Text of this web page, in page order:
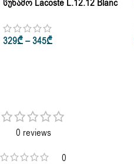
Სუნამო Lacoste L.12.12 Blanc
Gift Set 50ml
329₾–345₾
0 reviews
0